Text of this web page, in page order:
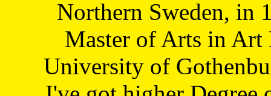
Northern Sweden, in
Master of Arts in Art
University of